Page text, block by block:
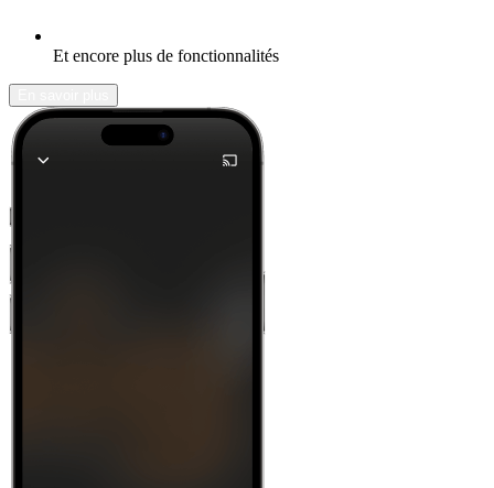
Et encore plus de fonctionnalités